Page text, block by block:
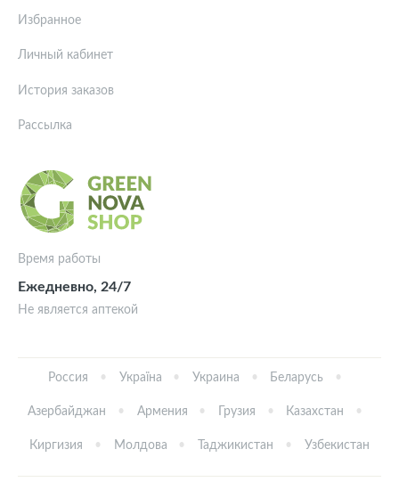
Время работы
Ежедневно, 24/7
Не является аптекой
Избранное
Личный кабинет
История заказов
Рассылка
Россия Україна Украина Беларусь
Азербайджан Армения Грузия Казахстан
Киргизия Молдова Таджикистан Узбекистан